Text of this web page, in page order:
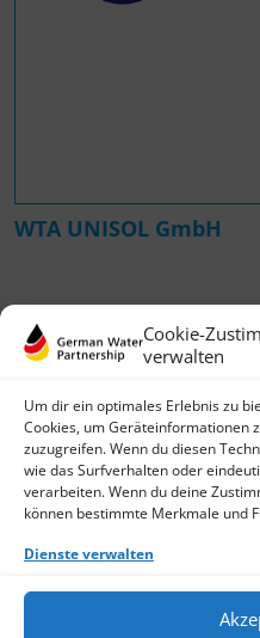
Cookie-
verwalten
Um dir ein optimales Erlebnis zu
Cookies, um Geräteinformationen
zuzugreifen. Wenn du diesen
wie das Surfverhalten oder
verarbeiten. Wenn du deine
können bestimmte Merkmale und
Dienste verwalten
WTA UNISOL GmbH
German Water Partnership e.V.
Invalidenstraße 91
D-10115 Berlin
Login